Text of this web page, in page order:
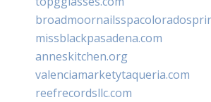
missblackpasadena.com
anneskitchen.org
valenciamarketytaqueria.com
reefrecordsllc.com